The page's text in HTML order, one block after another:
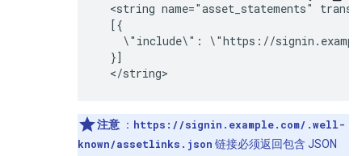
<string name="asset_statements"
  [{
\"include\": \"https://
  }]
注意 ： https://signin.example.com/.well-
known/assetlinks.json 链接必须返回包含 JSON